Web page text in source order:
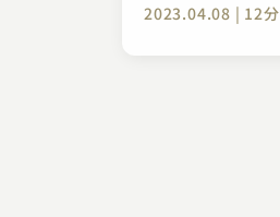
2023.04.08 | 12分